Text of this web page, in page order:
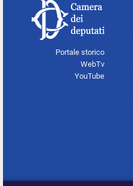
Portale storico
WebTv
YouTube